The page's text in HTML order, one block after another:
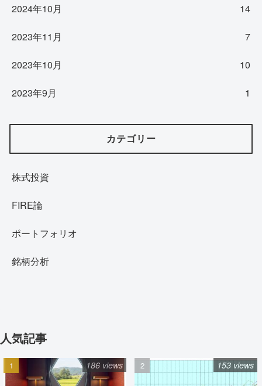
2024年10月 14
2023年11月 7
2023年10月 10
2023年9月 1
カテゴリー
株式投資
FIRE論
ポートフォリオ
銘柄分析
人気記事
186 views 153 views